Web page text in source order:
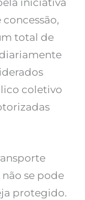
iniciativa
total de
coletivo
se pode
protegido.